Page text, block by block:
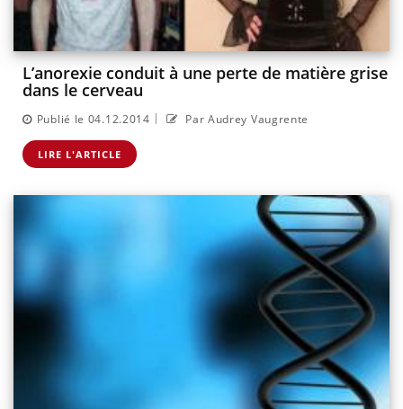
L’anorexie conduit à une perte de matière grise
dans le cerveau
Publié le 04.12.2014 | Par Audrey Vaugrente
LIRE L'ARTICLE